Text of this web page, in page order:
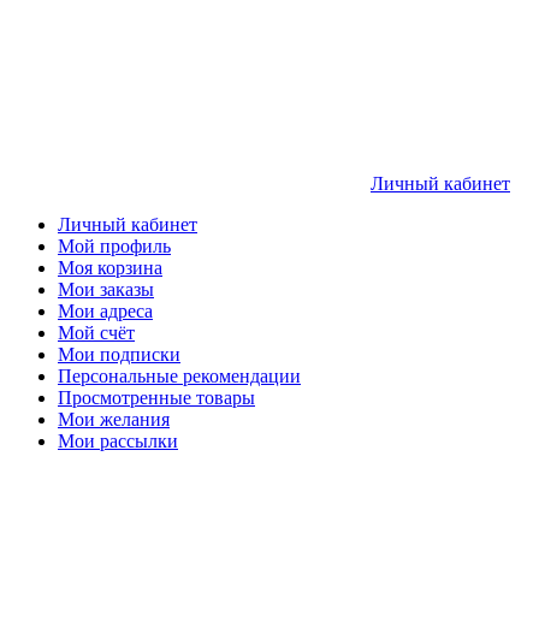
Личный кабинет
Личный кабинет
Мой профиль
Моя корзина
Мои заказы
Мои адреса
Мой счёт
Мои подписки
Персональные рекомендации
Просмотренные товары
Мои желания
Мои рассылки